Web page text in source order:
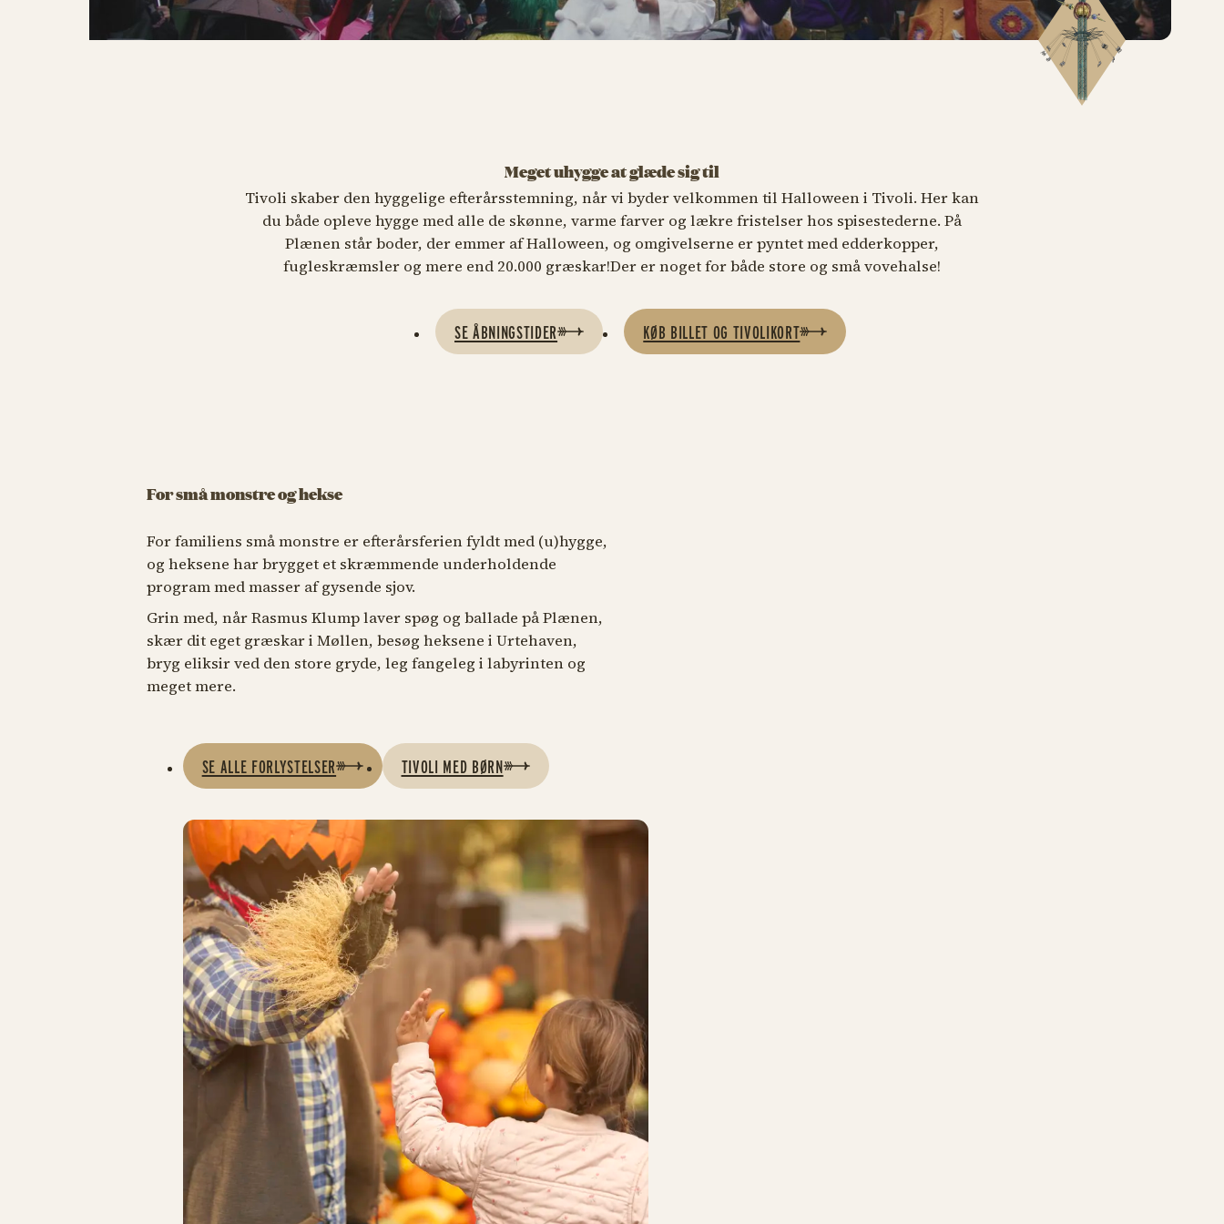
Meget uhygge at glæde sig til
Tivoli skaber den hyggelige efterårsstemning, når vi byder velkommen til Halloween i Tivoli. Her kan
du både opleve hygge med alle de skønne, varme farver og lækre fristelser hos spisestederne. På
Plænen står boder, der emmer af Halloween, og omgivelserne er pyntet med edderkopper,
fugleskræmsler og mere end 20.000 græskar!Der er noget for både store og små vovehalse!
SE ÅBNINGSTIDER KØB BILLET OG TIVOLIKORT
For små monstre og hekse
For familiens små monstre er efterårsferien fyldt med (u)hygge,
og heksene har brygget et skræmmende underholdende
program med masser af gysende sjov.
Grin med, når Rasmus Klump laver spøg og ballade på Plænen,
skær dit eget græskar i Møllen, besøg heksene i Urtehaven,
bryg eliksir ved den store gryde, leg fangeleg i labyrinten og
meget mere.
SE ALLE FORLYSTELSER TIVOLI MED BØRN